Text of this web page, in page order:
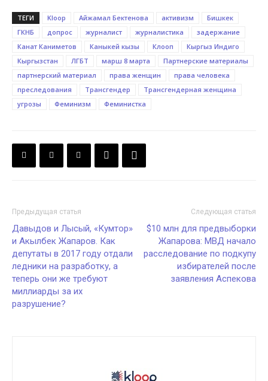
ТЕГИ Kloop Айжамал Бектенова активизм
Бишкек
ГКНБ
допрос журналист журналистика
задержание
Канат Каниметов
Каныкей кызы Клооп
Кыргыз Индиго
Кыргызстан
ЛГБТ марш 8 марта
Партнерские материалы
партнерский материал
права женщин
права человека
преследования
Трансгендер
Трансгендерная женщина
угрозы
Феминизм Феминистка
Предыдущая статья
Давыдов и Лысый, «Кумтор»
и Акылбек Жапаров. Как
депутаты в 2017 году отдали
ледники на разработку, а
теперь они же требуют
миллиарды за их
разрушение?
Следующая статья
$10 млн для предвыборки
Жапарова: МВД начало
расследование по подкупу
избирателей после
заявления Аспекова